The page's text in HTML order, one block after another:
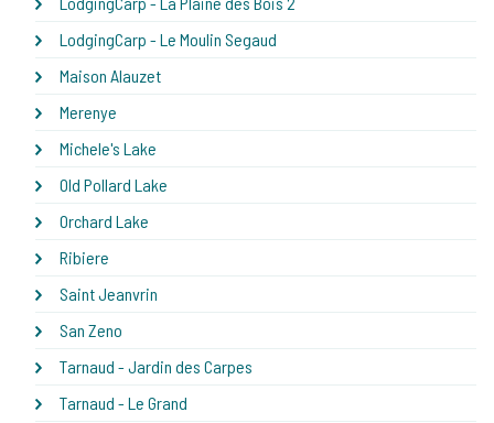
LodgingCarp - Le Moulin Segaud
Maison Alauzet
Merenye
Michele's Lake
Old Pollard Lake
Orchard Lake
Ribiere
Saint Jeanvrin
San Zeno
Tarnaud - Jardin des Carpes
Tarnaud - Le Grand